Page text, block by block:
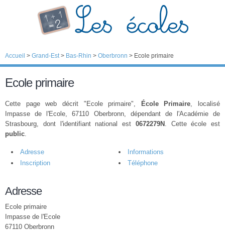
Accueil > Grand-Est> Bas-Rhin > Oberbronn > Ecole primaire
Ecole primaire
Cette page web décrit "Ecole primaire", École Primaire, localisé
Impasse de l'Ecole, 67110 Oberbronn, dépendant de l'Académie de
Strasbourg, dont l'identifiant national est 0672279N . Cette école est
public.
Adresse
Informations
Inscription
Téléphone
Adresse
Ecole primaire
Impasse de l'Ecole
67110 Oberbronn